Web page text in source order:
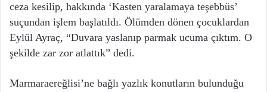
ceza kesilip, hakkında ‘Kasten yaralamaya teşebbüs’
suçundan işlem başlatıldı. Ölümden dönen çocuklardan
Eylül Ayraç, “Duvara yaslanıp parmak ucuma çıktım. O
şekilde zar zor atlattık” dedi.
Marmaraereğlisi’ne bağlı yazlık konutların bulunduğu